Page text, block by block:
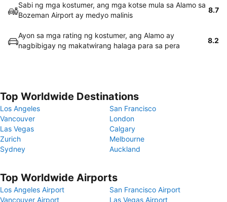
Sabi ng mga kostumer, ang mga kotse mula sa Alamo sa
Bozeman Airport ay medyo malinis
8.7
Ayon sa mga rating ng kostumer, ang Alamo ay
nagbibigay ng makatwirang halaga para sa pera
8.2
Top Worldwide Destinations
Los Angeles
San Francisco
Vancouver
London
Las Vegas
Calgary
Zurich
Melbourne
Sydney
Auckland
Top Worldwide Airports
Los Angeles Airport
San Francisco Airport
Vancouver Airport
Las Vegas Airport